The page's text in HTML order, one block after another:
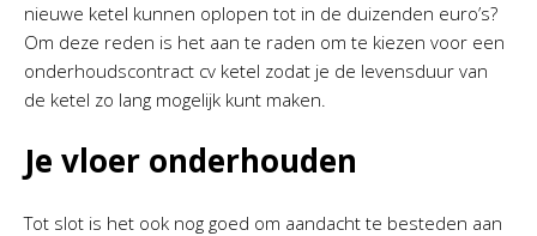
nieuwe ketel kunnen oplopen tot in de duizenden euro’s?
Om deze reden is het aan te raden om te kiezen voor een
onderhoudscontract cv ketel zodat je de levensduur van
de ketel zo lang mogelijk kunt maken.
Je vloer onderhouden
Tot slot is het ook nog goed om aandacht te besteden aan